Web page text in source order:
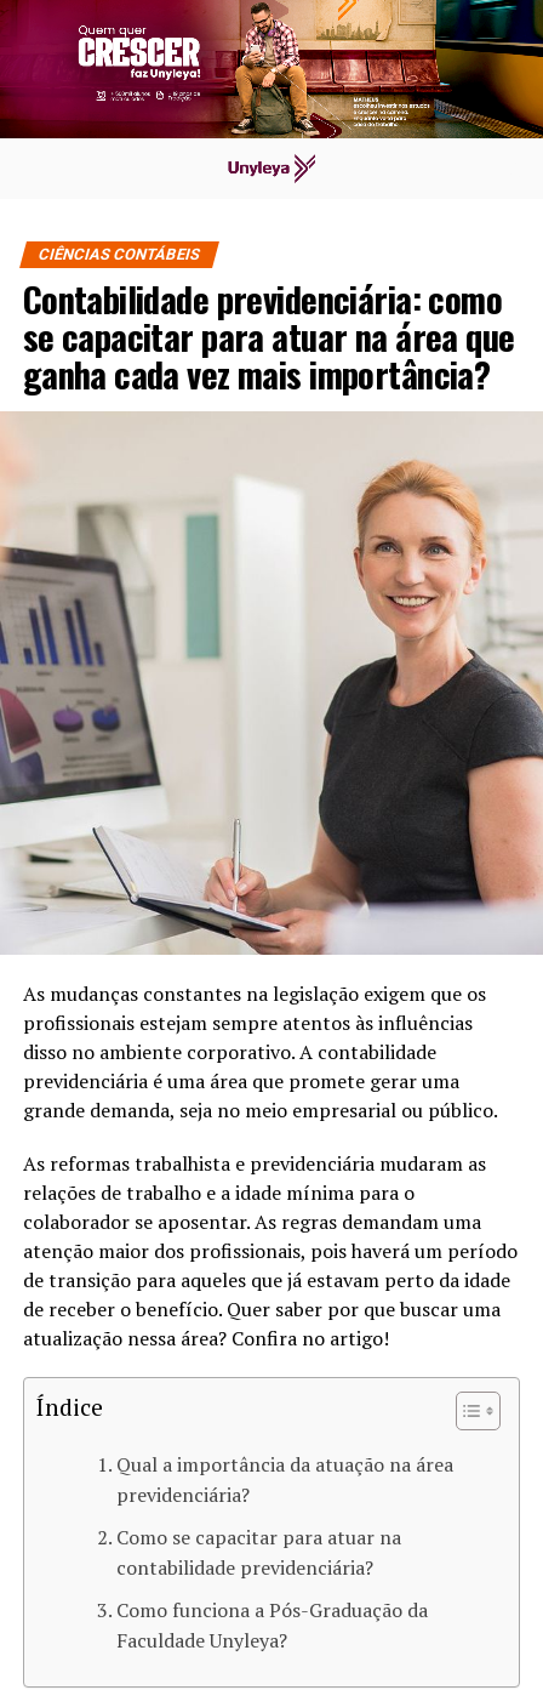
CIÊNCIAS CONTÁBEIS
Contabilidade previdenciária: como
se capacitar para atuar na área que
ganha cada vez mais importância?
As mudanças constantes na legislação exigem que os
profissionais estejam sempre atentos às influências
disso no ambiente corporativo. A contabilidade
previdenciária é uma área que promete gerar uma
grande demanda, seja no meio empresarial ou público.
As reformas trabalhista e previdenciária mudaram as
relações de trabalho e a idade mínima para o
colaborador se aposentar. As regras demandam uma
atenção maior dos profissionais, pois haverá um período
de transição para aqueles que já estavam perto da idade
de receber o benefício. Quer saber por que buscar uma
atualização nessa área? Confira no artigo!
Índice
Qual a importância da atuação na área
previdenciária?
Como se capacitar para atuar na
contabilidade previdenciária?
Como funciona a Pós-Graduação da
Faculdade Unyleya?